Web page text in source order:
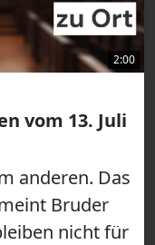
2:00
vom 13. Juli
anderen. Das
Bruder
nicht für